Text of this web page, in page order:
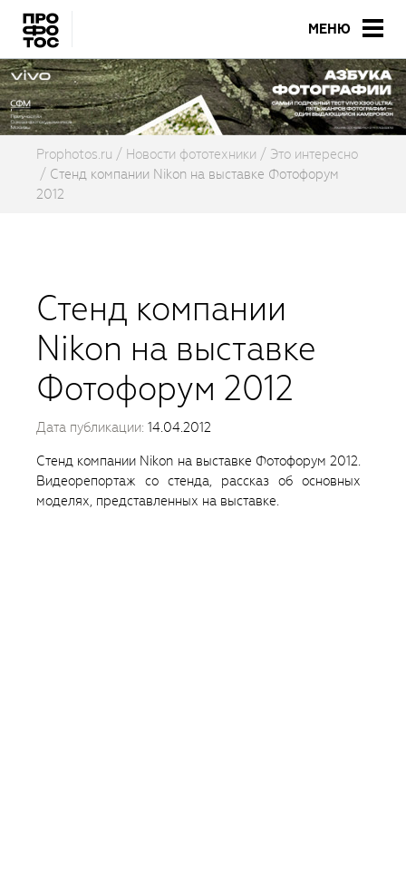
МЕНЮ
Prophotos.ru Новости фототехники
Это интересно
Стенд компании Nikon на выставке Фотофорум
2012
Стенд компании
Nikon на выставке
Фотофорум 2012
Дата публикации: 14.04.2012
Стенд компании Nikon на выставке Фотофорум 2012.
Видеорепортаж со стенда, рассказ об основных
моделях, представленных на выставке.